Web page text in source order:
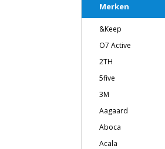
Merken
&Keep
O7 Active
2TH
5five
3M
Aagaard
Aboca
Acala